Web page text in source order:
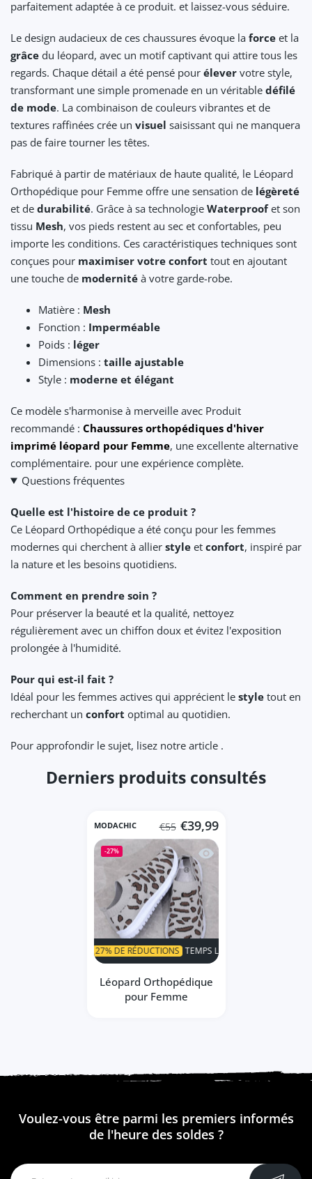
parfaitement adaptée à ce produit. et laissez-vous séduire.
Le design audacieux de ces chaussures évoque la force et la
grâce du léopard, avec un motif captivant qui attire tous les
regards. Chaque détail a été pensé pour élever votre style,
transformant une simple promenade en un véritable défilé
de mode. La combinaison de couleurs vibrantes et de
textures raffinées crée un visuel saisissant qui ne manquera
pas de faire tourner les têtes.
Fabriqué à partir de matériaux de haute qualité, le Léopard
Orthopédique pour Femme offre une sensation de légèreté
et de durabilité. Grâce à sa technologie Waterproofet son
tissu Mesh, vos pieds restent au sec et confortables, peu
importe les conditions. Ces caractéristiques techniques sont
conçues pour maximiser votre confort tout en ajoutant
une touche de modernité à votre garde-robe.
Matière : Mesh
Fonction : Imperméable
Poids : léger
Dimensions : taille ajustable
Style : moderne et élégant
Ce modèle s'harmonise à merveille avec Produit
recommandé : Chaussures orthopédiques d'hiver
imprimé léopard pour Femme, une excellente alternative
complémentaire. pour une expérience complète.
Questions fréquentes
Quelle est l'histoire de ce produit ?
Ce Léopard Orthopédique a été conçu pour les femmes
modernes qui cherchent à allier style et confort, inspiré par
la nature et les besoins quotidiens.
Comment en prendre soin ?
Pour préserver la beauté et la qualité, nettoyez
régulièrement avec un chiffon doux et évitez l'exposition
prolongée à l'humidité.
Pour qui est-il fait ?
Idéal pour les femmes actives qui apprécient le style tout en
recherchant un confort optimal au quotidien.
Pour approfondir le sujet, lisez notre article .
Derniers produits consultés
MODACHIC €39,99
€55
-27% Aperçu rapide
27% DE RÉDUCTIONS TEMPS LIMITÉ!
Léopard Orthopédique
pour Femme
Voulez-vous être parmi les premiers informés
de l'heure des soldes ?